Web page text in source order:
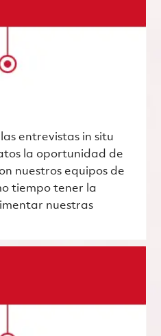
entrevistas in situ
la oportunidad de
nuestros equipos de
tiempo tener la
nuestras